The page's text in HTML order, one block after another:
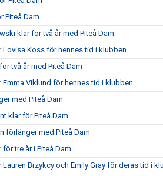
Piteå Dam
klar för två år med Piteå Dam
Lovisa Koss för hennes tid i klubben
två år med Piteå Dam
Emma Viklund för hennes tid i klubben
med Piteå Dam
klar för Piteå Dam
förlänger med Piteå Dam
tre år i Piteå Dam
Lauren Brzykcy och Emily Gray för deras tid i